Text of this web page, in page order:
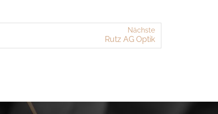
Nächste
Rutz AG Optik